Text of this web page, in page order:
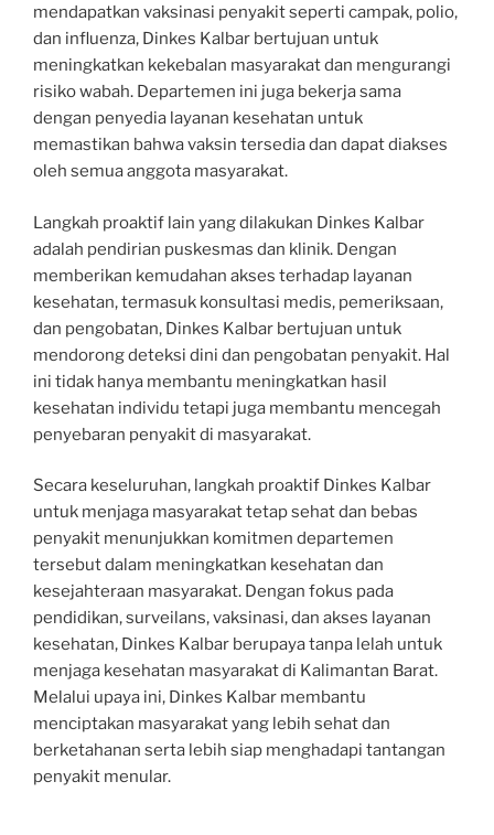
mendapatkan vaksinasi penyakit seperti campak, polio,
dan influenza, Dinkes Kalbar bertujuan untuk
meningkatkan kekebalan masyarakat dan mengurangi
risiko wabah. Departemen ini juga bekerja sama
dengan penyedia layanan kesehatan untuk
memastikan bahwa vaksin tersedia dan dapat diakses
oleh semua anggota masyarakat.
Langkah proaktif lain yang dilakukan Dinkes Kalbar
adalah pendirian puskesmas dan klinik. Dengan
memberikan kemudahan akses terhadap layanan
kesehatan, termasuk konsultasi medis, pemeriksaan,
dan pengobatan, Dinkes Kalbar bertujuan untuk
mendorong deteksi dini dan pengobatan penyakit. Hal
ini tidak hanya membantu meningkatkan hasil
kesehatan individu tetapi juga membantu mencegah
penyebaran penyakit di masyarakat.
Secara keseluruhan, langkah proaktif Dinkes Kalbar
untuk menjaga masyarakat tetap sehat dan bebas
penyakit menunjukkan komitmen departemen
tersebut dalam meningkatkan kesehatan dan
kesejahteraan masyarakat. Dengan fokus pada
pendidikan, surveilans, vaksinasi, dan akses layanan
kesehatan, Dinkes Kalbar berupaya tanpa lelah untuk
menjaga kesehatan masyarakat di Kalimantan Barat.
Melalui upaya ini, Dinkes Kalbar membantu
menciptakan masyarakat yang lebih sehat dan
berketahanan serta lebih siap menghadapi tantangan
penyakit menular.